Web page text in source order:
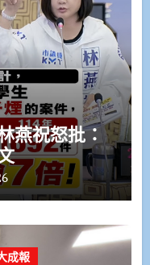
燕祝怒批：
成報